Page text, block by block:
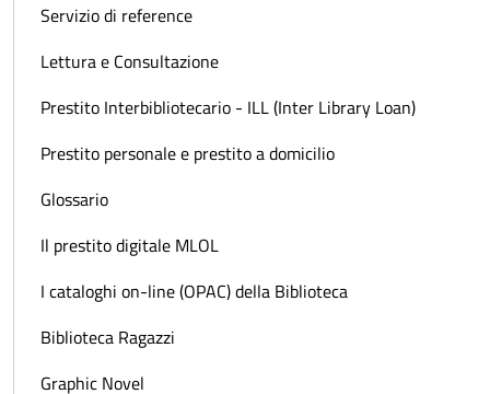
Servizio di reference
Lettura e Consultazione
Prestito Interbibliotecario - ILL (Inter Library Loan)
Prestito personale e prestito a domicilio
Glossario
Il prestito digitale MLOL
I cataloghi on-line (OPAC) della Biblioteca
Biblioteca Ragazzi
Graphic Novel